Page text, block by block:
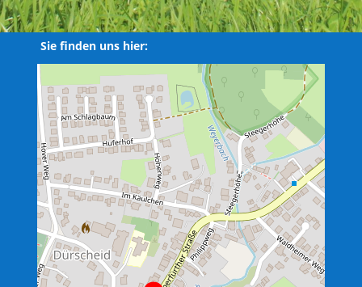
Sie finden uns hier: